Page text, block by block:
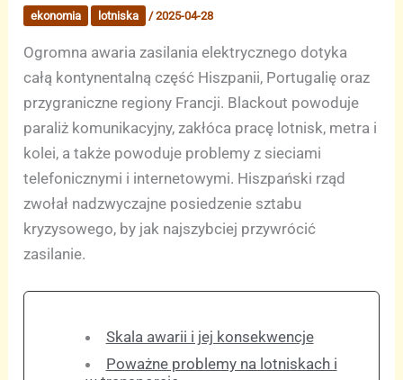
ekonomia lotniska /2025-04-28
Ogromna awaria zasilania elektrycznego dotyka
całą kontynentalną część Hiszpanii, Portugalię oraz
przygraniczne regiony Francji. Blackout powoduje
paraliż komunikacyjny, zakłóca pracę lotnisk, metra i
kolei, a także powoduje problemy z sieciami
telefonicznymi i internetowymi. Hiszpański rząd
zwołał nadzwyczajne posiedzenie sztabu
kryzysowego, by jak najszybciej przywrócić
zasilanie.
Skala awarii i jej konsekwencje
Poważne problemy na lotniskach i